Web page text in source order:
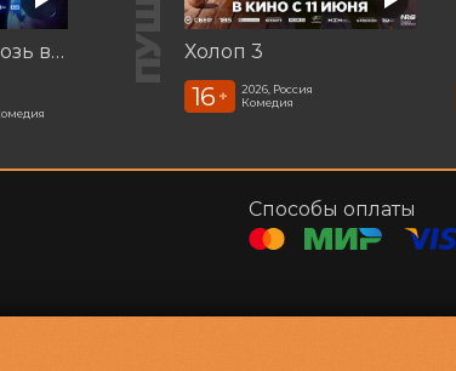
Смешарики сквозь вселенные Холоп 3
16 +
2026, Россия
Комедия
Способы оплаты